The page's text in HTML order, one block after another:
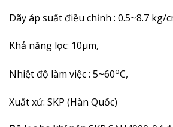
Dãy áp suất điều chỉnh : 0.5~8.7 kg/
Khả năng lọc: 10µm,
Nhiệt độ làm việc : 5~60oC,
Xuất xứ: SKP (Hàn Quốc)